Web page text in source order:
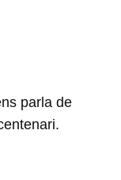
parla de